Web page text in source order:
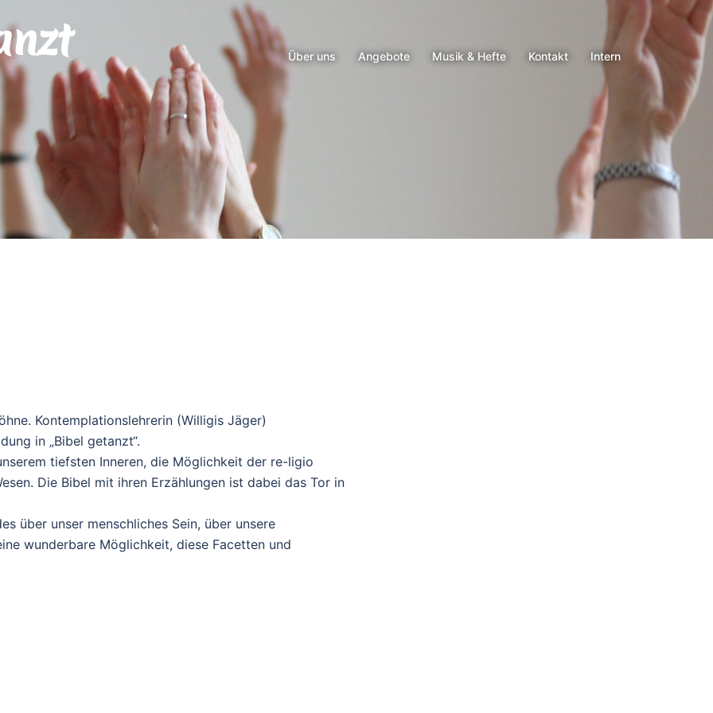
Über uns Angebote Musik & Hefte Kontakt Intern
Kontemplationslehrerin (Willigis Jäger)
in „Bibel getanzt“.
tiefsten Inneren, die Möglichkeit der re-ligio
Die Bibel mit ihren Erzählungen ist dabei das Tor in
über unser menschliches Sein, über unsere
wunderbare Möglichkeit, diese Facetten und